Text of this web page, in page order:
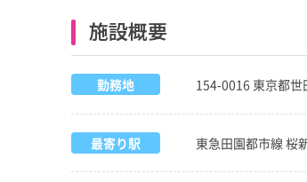
施設概要
勤務地 154-0016 東京都
最寄り駅 東急田園都市線 桜